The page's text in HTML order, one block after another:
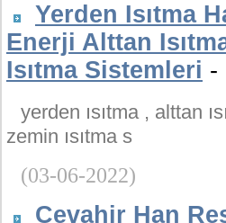
Yerden Isıtma
Enerji Alttan
Isıtma Sistemleri -
yerden ısıtma , alttan
zemin ısıtma s
(03-06-2022)
Cevahir Han